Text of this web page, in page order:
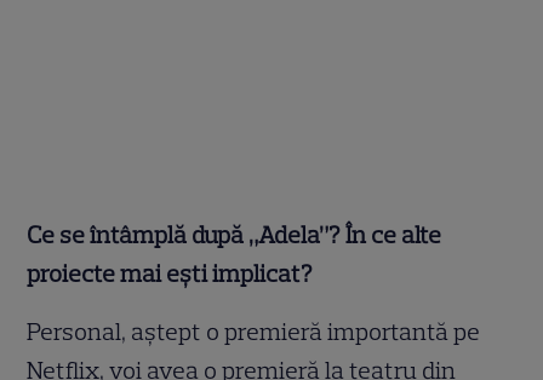
Ce se întâmplă după „Adela”? În ce alte
proiecte mai ești implicat?
Personal, aștept o premieră importantă pe
Netflix, voi avea o premieră la teatru din